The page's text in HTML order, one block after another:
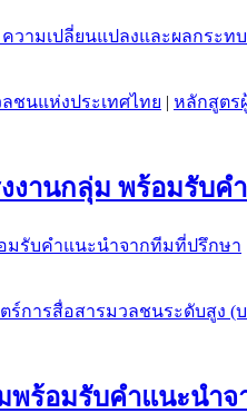
ชนแห่งประเทศไทย | หลักสูตร
งานกลุ่ม พร้อมรับ
การสื่อสารมวลชนระดับสูง (
พร้อมรับคำแนะนำ